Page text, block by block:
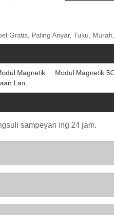
Gratis, Paling Anyar, Tuku,
Magnetik
Modul Magnetik
Lan
sampeyan ing 24 jam.